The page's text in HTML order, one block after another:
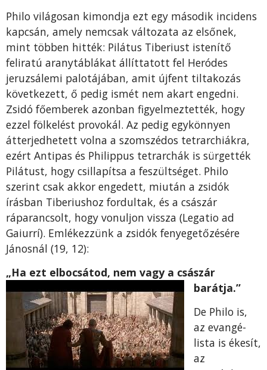
Philo világosan kimondja ezt egy második inci­dens
kapcsán, amely nemcsak változata az első­nek,
mint többen hitték: Pilátus Tiberiust istenítő
feliratú aranytáblákat állíttatott fel Heródes
jeruzsá­lemi palotájában, amit újfent tiltakozás
követke­zett, ő pedig ismét nem akart engedni.
Zsidó főem­berek azonban figyelmeztették, hogy
ezzel fölke­lést provokál. Az pedig egykönnyen
átterjedhetett volna a szomszédos tetrarchiákra,
ezért Antipas és Philippus tetrarchák is sürgették
Pilátust, hogy csil­lapítsa a feszültséget. Philo
szerint csak akkor enge­dett, miután a zsidók
írásban Tiberiushoz fordul­tak, és a császár
ráparancsolt, hogy vonuljon vissza (Legatio ad
Gaiurrí). Emlékezzünk a zsidók fenye­getőzésére
Jánosnál (19, 12):
„Ha ezt elbocsátod, nem vagy a császár
barátja.”
De Philo is,
az evangé­
lista is ékesít,
az